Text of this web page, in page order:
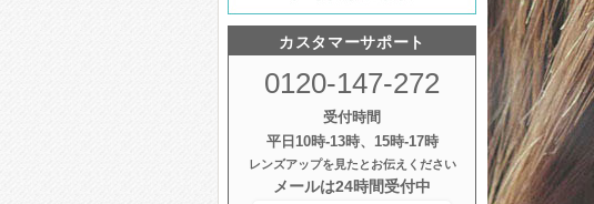
カスタマーサポート
0120-147-272
受付時間
平日10時‐13時、15時‐17時
レンズアップを見たとお伝えください
メールは24時間受付中